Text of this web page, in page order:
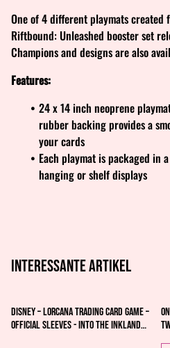
One of 4 different playmats created
Riftbound: Unleashed booster set
Champions and designs are also
Features:
24 x 14 inch neoprene
rubber backing provides a
your cards
Each playmat is packaged in
hanging or shelf displays
Interessante artikel
%
Disney – Lorcana Trading Card Game –
Official Sleeves - Into the Inklands -